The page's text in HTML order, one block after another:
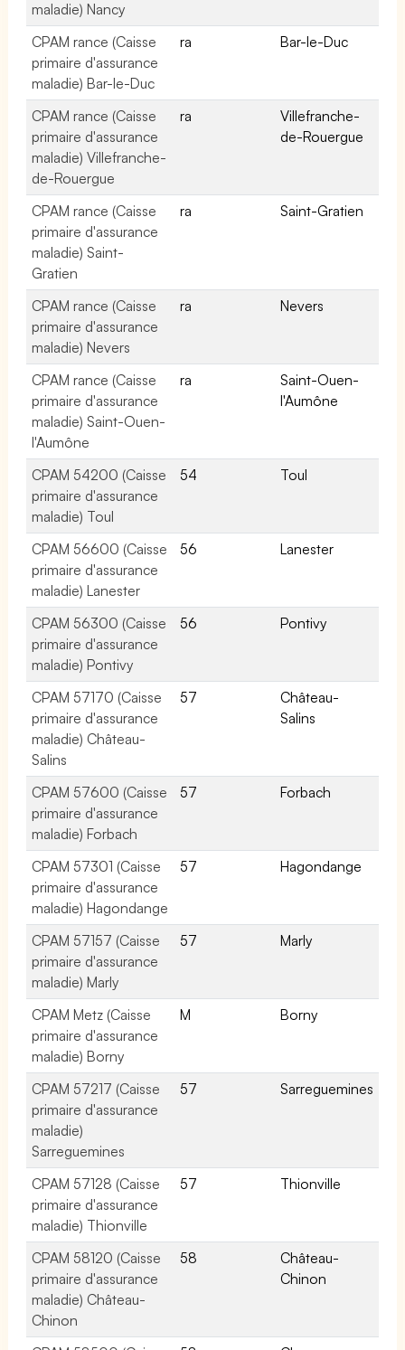
maladie) Nancy
CPAM rance (Caisse
primaire d'assurance
maladie) Bar-le-Duc
ra Bar-le-Duc
CPAM rance (Caisse
primaire d'assurance
maladie) Villefranche-
de-Rouergue
ra
Villefranche-
de-Rouergue
CPAM rance (Caisse
primaire d'assurance
maladie) Saint-
Gratien
ra Saint-Gratien
CPAM rance (Caisse
primaire d'assurance
maladie) Nevers
ra Nevers
CPAM rance (Caisse
primaire d'assurance
maladie) Saint-Ouen-
l'Aumône
ra
Saint-Ouen-
l'Aumône
CPAM 54200 (Caisse
primaire d'assurance
maladie) Toul
54 Toul
CPAM 56600 (Caisse
primaire d'assurance
maladie) Lanester
56 Lanester
CPAM 56300 (Caisse
primaire d'assurance
maladie) Pontivy
56 Pontivy
CPAM 57170 (Caisse
primaire d'assurance
maladie) Château-
Salins
57
Château-
Salins
CPAM 57600 (Caisse
primaire d'assurance
maladie) Forbach
57 Forbach
CPAM 57301 (Caisse
primaire d'assurance
maladie) Hagondange
57 Hagondange
CPAM 57157 (Caisse
primaire d'assurance
maladie) Marly
57 Marly
CPAM Metz (Caisse
primaire d'assurance
maladie) Borny
M Borny
CPAM 57217 (Caisse
primaire d'assurance
maladie)
Sarreguemines
57 Sarreguemines
CPAM 57128 (Caisse
primaire d'assurance
maladie) Thionville
57 Thionville
CPAM 58120 (Caisse
primaire d'assurance
maladie) Château-
Chinon
58
Château-
Chinon